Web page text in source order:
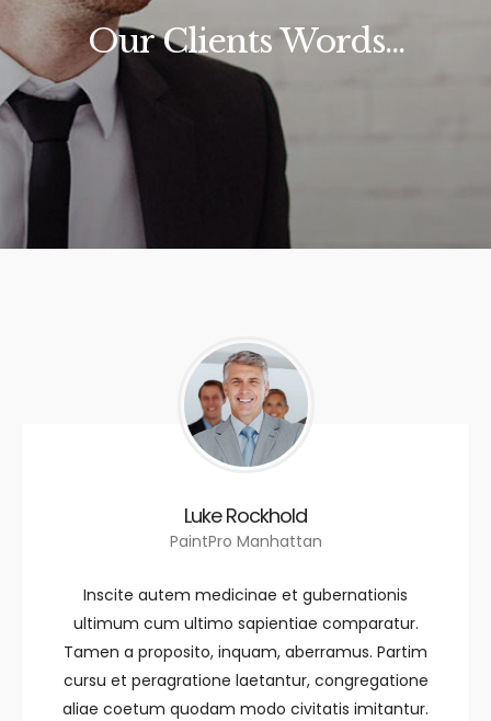
Our Clients Words...
Luke Rockhold
PaintPro Manhattan
Inscite autem medicinae et gubernationis
ultimum cum ultimo sapientiae comparatur.
Tamen a proposito, inquam, aberramus. Partim
cursu et peragratione laetantur, congregatione
aliae coetum quodam modo civitatis imitantur.